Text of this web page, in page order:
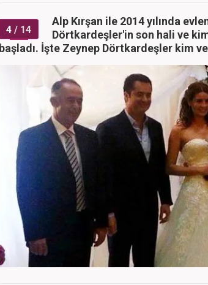
4 / 14
Alp Kırşan ile 2014 yılında
Dörtkardeşler'in son hali ve
başladı. İşte Zeynep Dörtkardeşler kim